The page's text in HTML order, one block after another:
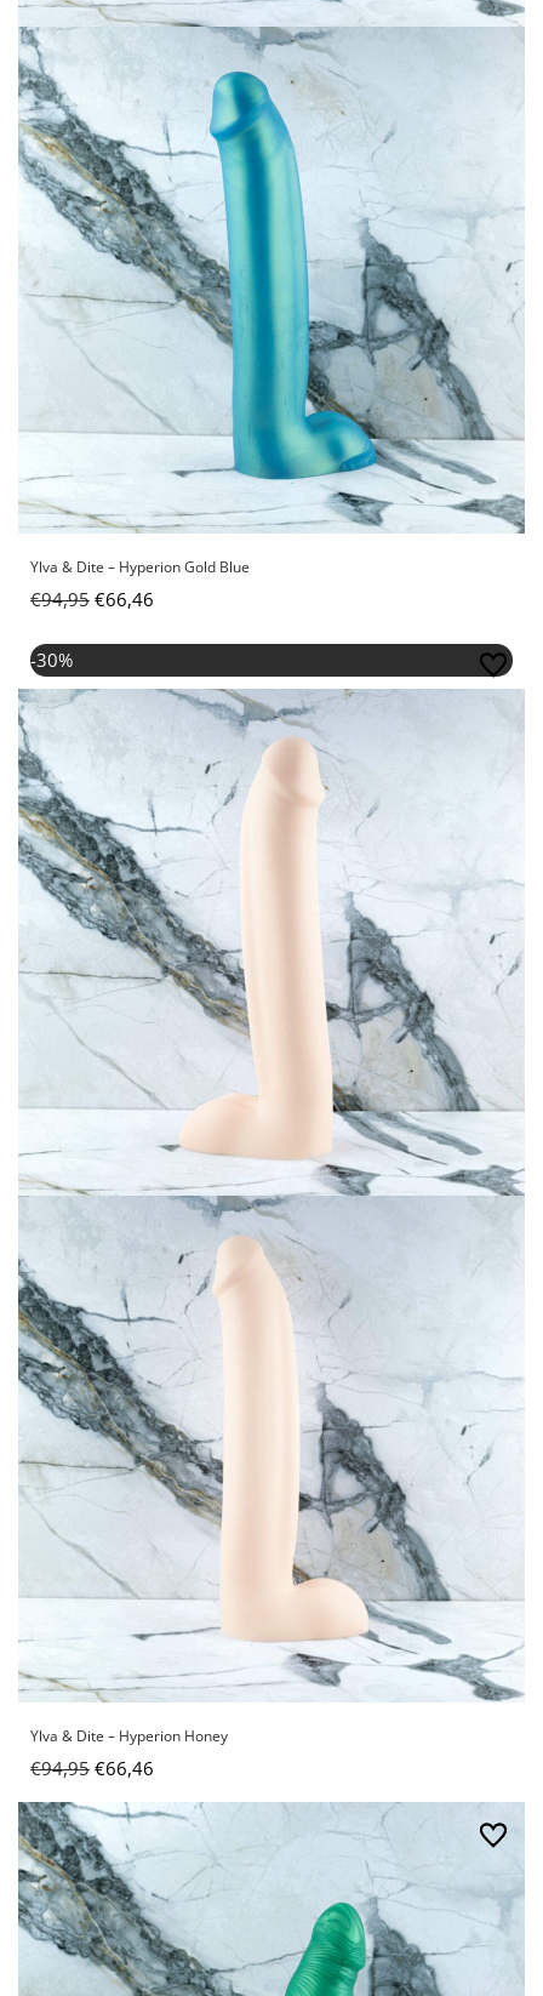
Ylva & Dite – Hyperion Gold Blue
€94,95 €66,46
-30%
Ylva & Dite – Hyperion Honey
€94,95
Oorspronkelijke
was:
€66,46
Huidige
is:
€66,46.